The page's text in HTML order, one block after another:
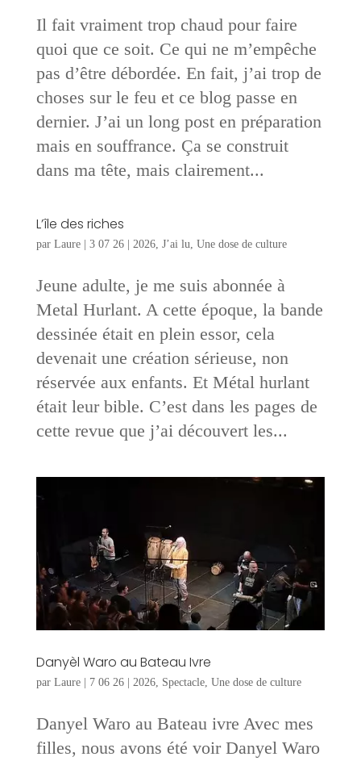
Il fait vraiment trop chaud pour faire
quoi que ce soit. Ce qui ne m’empêche
pas d’être débordée. En fait, j’ai trop de
choses sur le feu et ce blog passe en
dernier. J’ai un long post en préparation
mais en souffrance. Ça se construit
dans ma tête, mais clairement...
L’île des riches
par Laure| 3 07 26| 2026, J’ai lu, Une dose de culture
Jeune adulte, je me suis abonnée à
Metal Hurlant. A cette époque, la bande
dessinée était en plein essor, cela
devenait une création sérieuse, non
réservée aux enfants. Et Métal hurlant
était leur bible. C’est dans les pages de
cette revue que j’ai découvert les...
Danyèl Waro au Bateau Ivre
par Laure| 7 06 26| 2026, Spectacle, Une dose de culture
Danyel Waro au Bateau ivre Avec mes
filles, nous avons été voir Danyel Waro